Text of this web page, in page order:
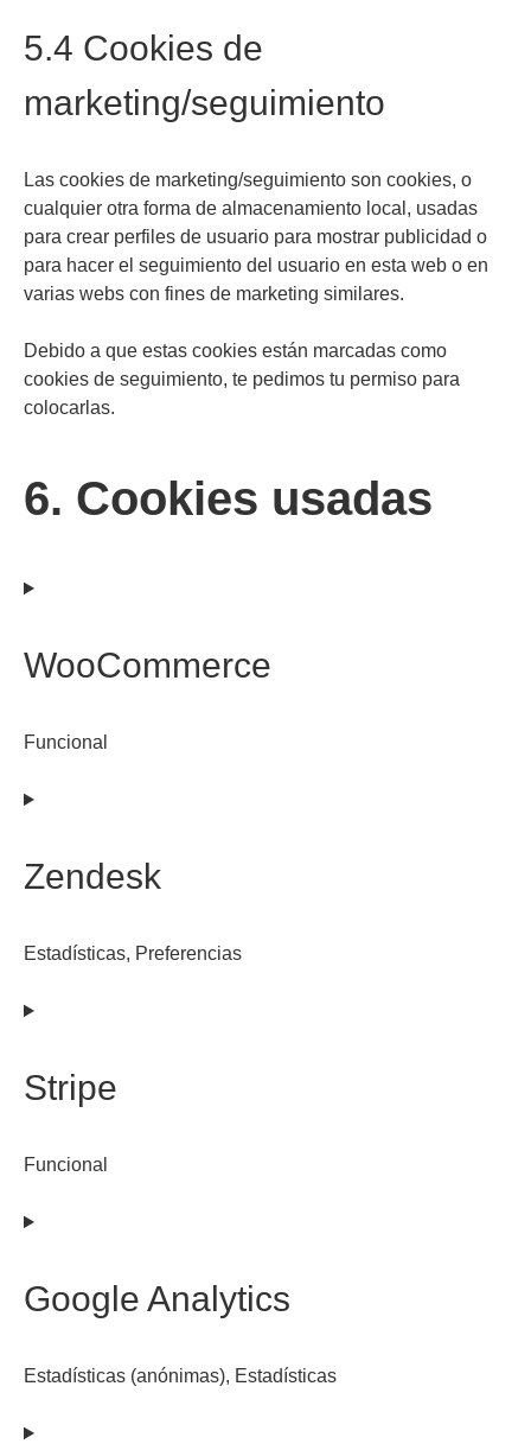
5.4 Cookies de
marketing/seguimiento
Las cookies de marketing/seguimiento son cookies, o
cualquier otra forma de almacenamiento local, usadas
para crear perfiles de usuario para mostrar publicidad o
para hacer el seguimiento del usuario en esta web o en
varias webs con fines de marketing similares.
Debido a que estas cookies están marcadas como
cookies de seguimiento, te pedimos tu permiso para
colocarlas.
6. Cookies usadas
WooCommerce
Funcional
Consent
woocommerce
Zendesk
Estadísticas, Preferencias
Consent
zendesk
Stripe
Funcional
Consent
stripe
Google Analytics
Estadísticas (anónimas), Estadísticas
Consent